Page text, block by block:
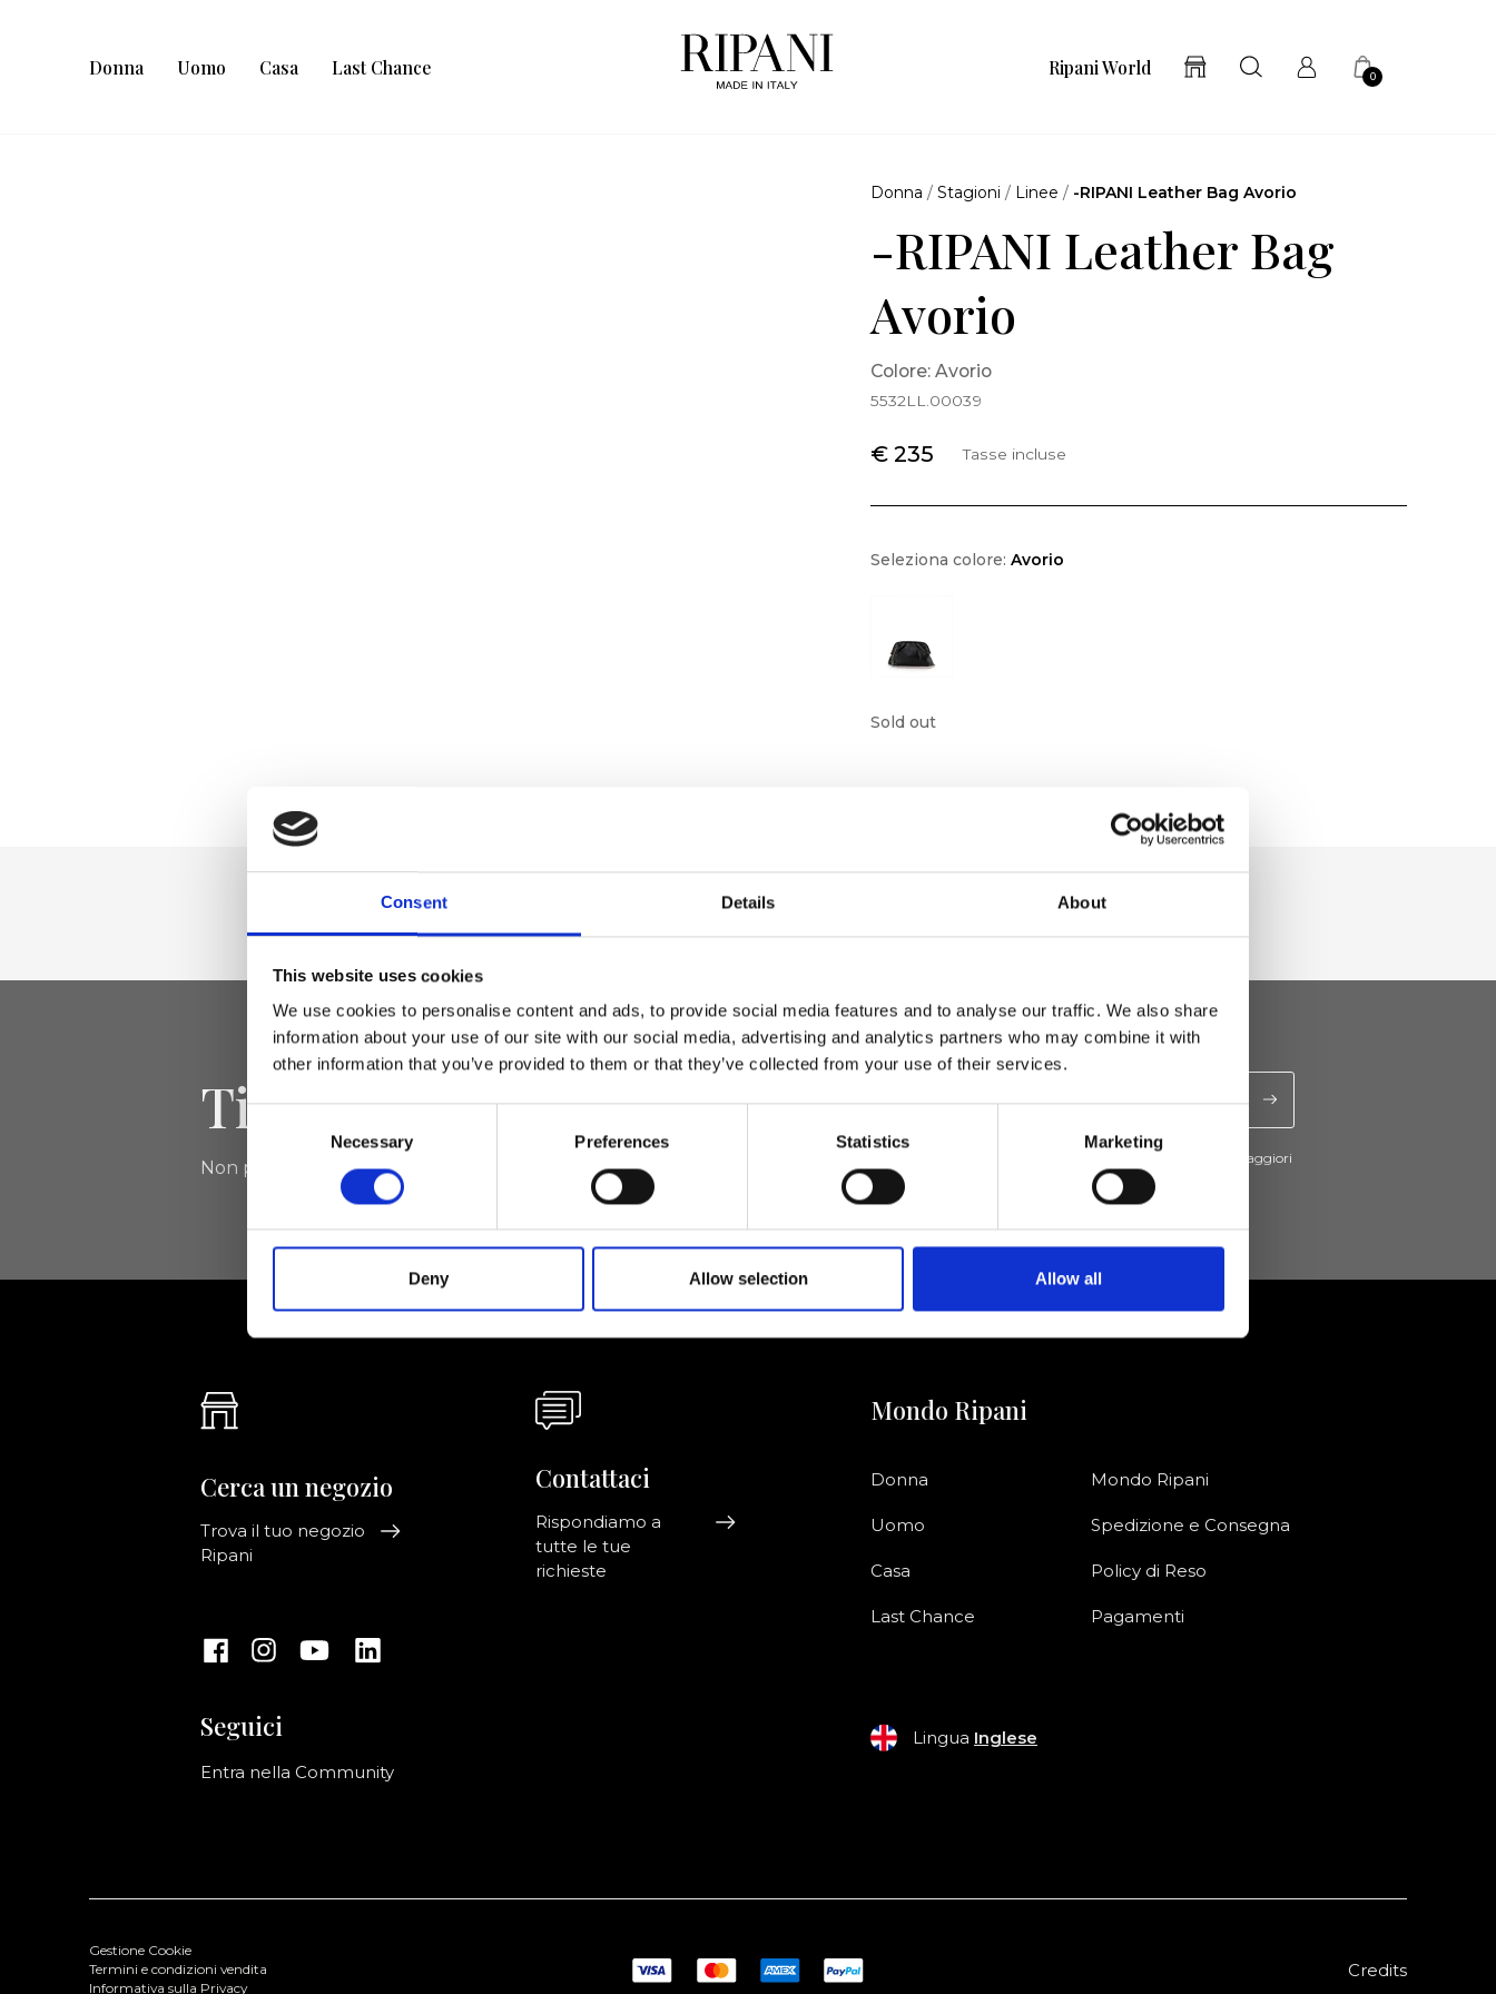
Consent Details About
This website uses cookies
We use cookies to personalise content and ads, to provide social media features and to analyse our traffic. We also share
information about your use of our site with our social media, advertising and analytics partners who may combine it with
other information that you’ve provided to them or that they’ve collected from your use of their services.
Necessary Preferences Statistics Marketing
Deny Allow selection Allow all
Donna Uomo Casa Last Chance Ripani World 0
Donna /Stagioni / Linee / -RIPANI Leather Bag Avorio
-RIPANI Leather Bag
Avorio
Colore: Avorio
5532LL.00039
€ 235 Tasse incluse
Seleziona colore:Avorio
Sold out
Tieniti aggiornato
Non perdere le novità di Ripani, iscriviti alla newsletter!
Acconsento a ricevere novità e promo da Ripani. Per maggiori
informazioni consulta la
Privacy Policy.
Cerca un negozio
Trova il tuo negozio
Ripani
Seguici
Entra nella Community
Contattaci
Rispondiamo a
tutte le tue
richieste
Mondo Ripani
Donna
Uomo
Casa
Last Chance
Mondo Ripani
Spedizione e Consegna
Policy di Reso
Pagamenti
Lingua Inglese
Gestione Cookie
Termini e condizioni vendita
Informativa sulla Privacy
Credits